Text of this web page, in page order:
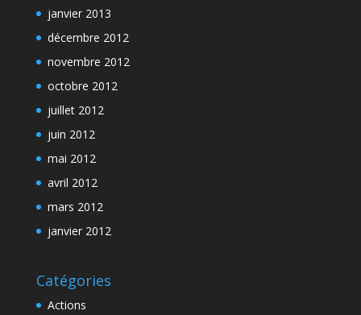
janvier 2013
décembre 2012
novembre 2012
octobre 2012
juillet 2012
juin 2012
mai 2012
avril 2012
mars 2012
janvier 2012
Catégories
Actions